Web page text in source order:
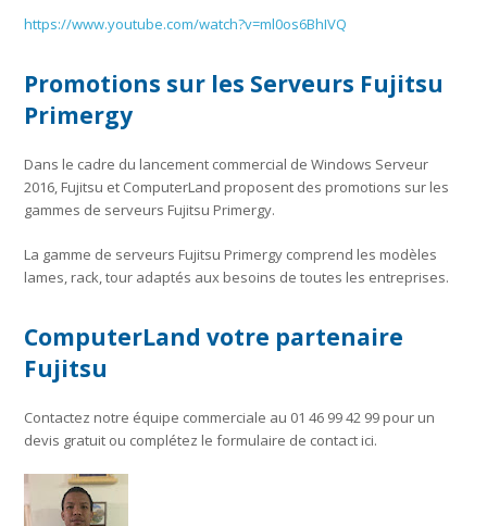
https://www.youtube.com/watch?v=ml0os6BhIVQ
Promotions sur les Serveurs Fujitsu
Primergy
Dans le cadre du lancement commercial de Windows Serveur
2016, Fujitsu et ComputerLand proposent des promotions sur les
gammes de serveurs Fujitsu Primergy.
La gamme de serveurs Fujitsu Primergy comprend les modèles
lames, rack, tour adaptés aux besoins de toutes les entreprises.
ComputerLand votre partenaire
Fujitsu
Contactez notre équipe commerciale au 01 46 99 42 99 pour un
devis gratuit ou complétez le formulaire de contact ici.